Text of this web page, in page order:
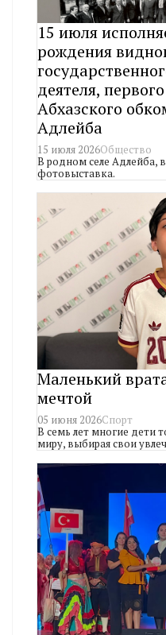
15 июля
рождения
деятеля,
Абхазского
Адлейба
15 июля 2026Общество
В родном селе Адлейба,
фотовыставка.
Маленький
мечтой
05 июня 2026Спорт
В семь лет многие дети
миру, выбирая свои